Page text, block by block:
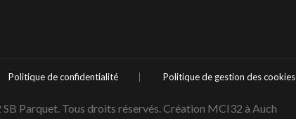
Politique de confidentialité Politique de gestion des cookies
Parquet. Tous droits réservés. Création MCI32 à Auch